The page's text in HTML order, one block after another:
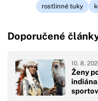
rostlinné tuky
Doporučené
Ženy
10. 8.